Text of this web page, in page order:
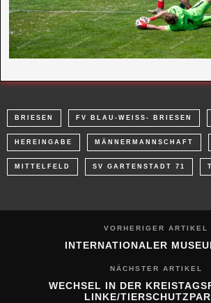
BRIESEN FV BLAU-WEISS- BRIESEN
HEREINGABE MÄNNERMANNSCHAFT
MITTELFELD SV GARTENSTADT 71
VORHERIGER ARTIKEL
INTERNATIONALER
NÄCHSTER ARTIKEL
WECHSEL IN DER
LINKE/